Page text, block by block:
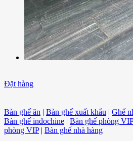
Đặt hàng
Bàn ghế ăn | Bàn ghế xuất khẩu | Ghế
Bàn ghế indochine | Bàn ghế phòng VIP
phòng VIP| Bàn ghế nhà hàng